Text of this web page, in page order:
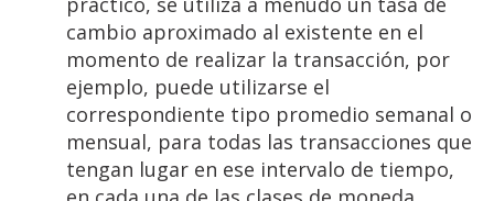
cambio aproximado al existente en el
momento de realizar la transacción, por
ejemplo, puede utilizarse el
correspondiente tipo promedio semanal o
mensual, para todas las transacciones que
tengan lugar en ese intervalo de tiempo,